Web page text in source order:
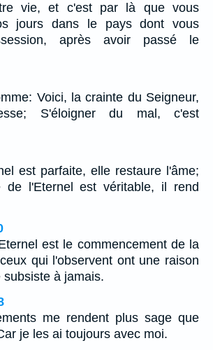
vie, et c'est par là que vous
jours dans le pays dont vous
après avoir passé le
Voici, la crainte du Seigneur,
S'éloigner du mal, c'est
est parfaite, elle restaure l'âme;
de l'Eternel est véritable, il rend
est le commencement de la
qui l'observent ont une raison
à jamais.
me rendent plus sage que
je les ai toujours avec moi.